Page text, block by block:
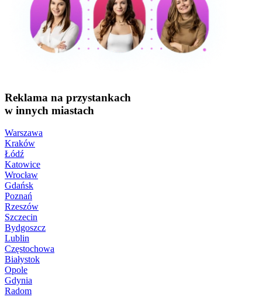
Reklama na przystankach
w innych miastach
Warszawa
Kraków
Łódź
Katowice
Wrocław
Gdańsk
Poznań
Rzeszów
Szczecin
Bydgoszcz
Lublin
Częstochowa
Białystok
Opole
Gdynia
Radom